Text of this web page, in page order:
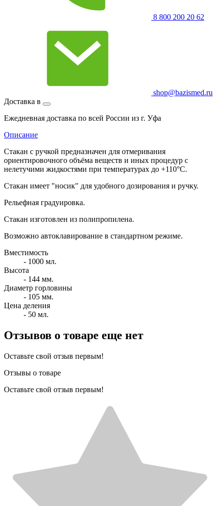
8 800 200 20 62
shop@bazismed.ru
Доставка в
Ежедневная доставка по всей России из г. Уфа
Описание
Стакан с ручкой предназначен для отмеривания
ориентировочного объёма веществ и иных процедур с
нелетучими жидкостями при температурах до +110°С.
Стакан имеет "носик" для удобного дозирования и ручку.
Рельефная градуировка.
Стакан изготовлен из полипропилена.
Возможно автоклавирование в стандартном режиме.
Вместимость
- 1000 мл.
Высота
- 144 мм.
Диаметр горловины
- 105 мм.
Цена деления
- 50 мл.
Отзывов о товаре еще нет
Оставьте свой отзыв первым!
Отзывы о товаре
Оставьте свой отзыв первым!